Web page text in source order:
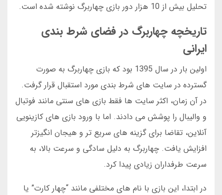
تحلیل بیش از 10 هزار دور بازی چهاربرگ نوشته شده است.
تاریخچه چهاربرگ در فضای شرط بندی
ایرانی
اولین بار در سال 1395 بود که بازی چهاربرگ به صورت
گسترده در سایت های شرط بندی مورد استقبال قرار گرفت.
در آن زمان، اکثر سایت ها فقط بازی های سنتی مانند فوتبال
و والیبال را پوشش می دادند. اما با ورود بازی های کازینویی
آنلاین، تقاضا برای گزینه های سریع تر و هیجان انگیزتر
افزایش یافت. چهاربرگ به دلیل سادگی و سرعت بالا، به
سرعت طرفداران زیادی پیدا کرد.
در ابتدا، این بازی با نام های مختلفی مانند “چهار کارت” یا